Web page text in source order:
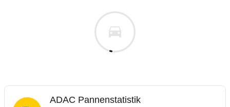
ADAC Pannenstatistik